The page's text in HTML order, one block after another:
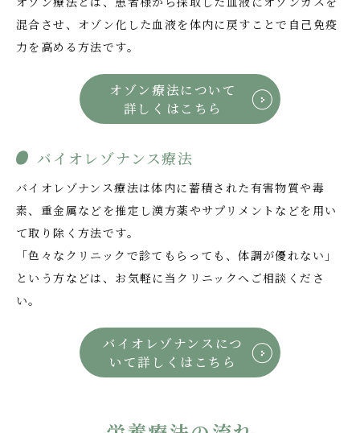
混合させ、オゾン化した血液を体内に戻すことで自己免疫
力を高める方法です。
オゾン療法について
詳しくはこちら
バイオレゾナンス療法
バイオレゾナンス療法は体内に蓄積された有害物質や毒
素、重金属などを推定し漢方薬やサプリメントなどを用い
て取り除く方法です。
「色々なクリニックで診てもらっても、体調が優れない」
という方などは、お気軽に当クリニックへご相談くださ
い。
バイオレゾナンスにつ
いて詳しくはこちら